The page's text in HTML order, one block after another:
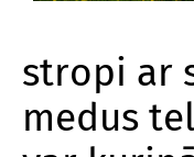
stropi ar
medus